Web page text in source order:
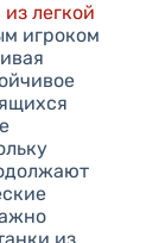
легкой
игроком